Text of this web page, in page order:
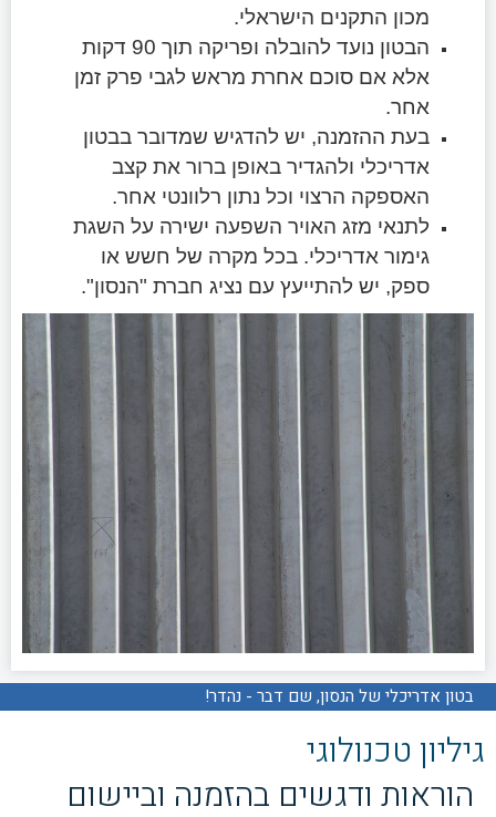
מכון התקנים הישראלי.
הבטון נועד להובלה ופריקה תוך 90 דקות
אלא אם סוכם אחרת מראש לגבי פרק זמן
אחר.
בעת ההזמנה, יש להדגיש שמדובר בבטון
אדריכלי ולהגדיר באופן ברור את קצב
האספקה הרצוי וכל נתון רלוונטי אחר.
לתנאי מזג האויר השפעה ישירה על השגת
גימור אדריכלי. בכל מקרה של חשש או
ספק, יש להתייעץ עם נציג חברת "הנסון".
בטון אדריכלי של הנסון, שם דבר - נהדר!
גיליון טכנולוגי
הוראות ודגשים בהזמנה וביישום